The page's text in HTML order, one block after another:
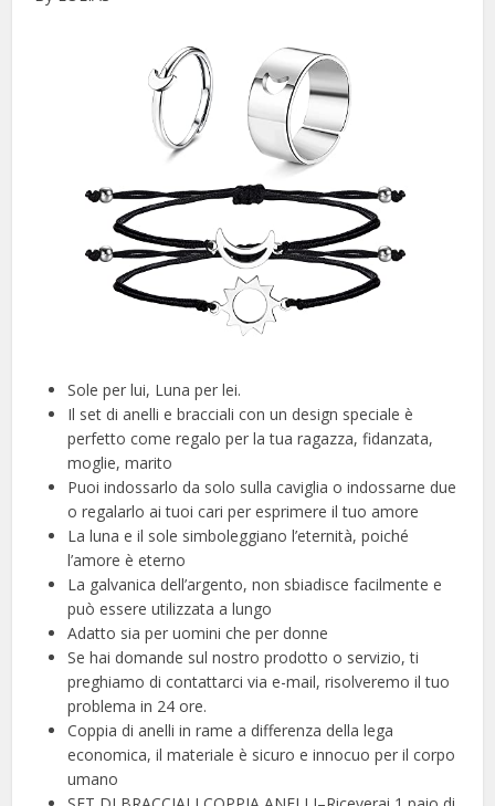
Sole per lui, Luna per lei.
Il set di anelli e bracciali con un design speciale è
perfetto come regalo per la tua ragazza, fidanzata,
moglie, marito
Puoi indossarlo da solo sulla caviglia o indossarne due
o regalarlo ai tuoi cari per esprimere il tuo amore
La luna e il sole simboleggiano l’eternità, poiché
l’amore è eterno
La galvanica dell’argento, non sbiadisce facilmente e
può essere utilizzata a lungo
Adatto sia per uomini che per donne
Se hai domande sul nostro prodotto o servizio, ti
preghiamo di contattarci via e-mail, risolveremo il tuo
problema in 24 ore.
Coppia di anelli in rame a differenza della lega
economica, il materiale è sicuro e innocuo per il corpo
umano